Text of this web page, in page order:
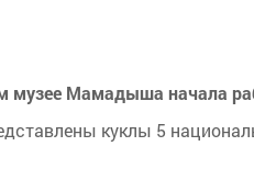
музее Мамадыша начала
куклы 5